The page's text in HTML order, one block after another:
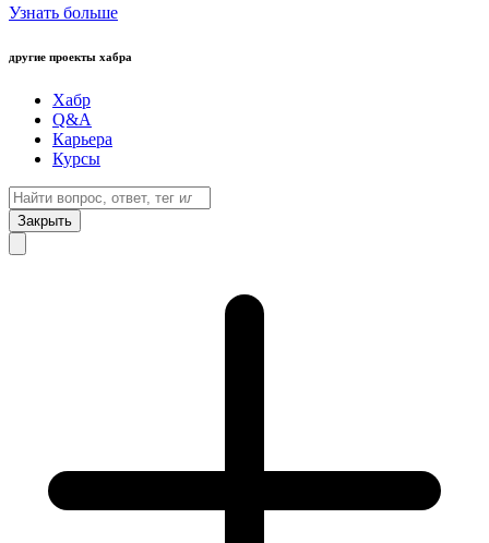
Узнать больше
другие проекты хабра
Хабр
Q&A
Карьера
Курсы
Закрыть